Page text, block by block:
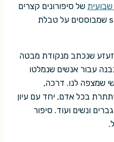
של סיפורונים קצרים
במגזין האינטרנט sci-fiction שמבוססים על טבלת
שנכתב מנקודת מבטה
עבור אנשים שנמלטו
שמצפה לנו. דרכה,
בכל אדם, יחד עם עיון
ונשים ועוד. סיפור